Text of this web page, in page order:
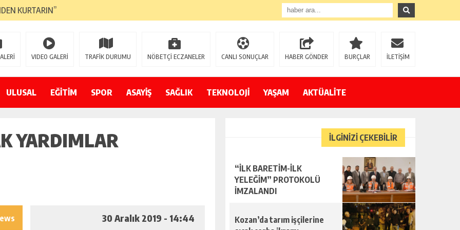
KURTARIN”
YENİ GÖZDESİ OLACAK”
KAMUOYUNA AÇIKLAYIN”
DURMAYA DAVET EDİYORUZ”
VIDEO GALERİ TRAFİK DURUMU NÖBETÇİ ECZANELER CANLI SONUÇLAR HABER GÖNDER BURÇLAR İLETİŞİM
ULUSAL EĞİTİM SPOR ASAYİŞ SAĞLIK TEKNOLOJİ YAŞAM AKTÜALİTE
YARDIMLAR
30 Aralık 2019 - 14:44
İLGİNİZİ ÇEKEBİLİR
“İLK BARETİM-İLK
YELEĞİM” PROTOKOLÜ
İMZALANDI
Kozan’da tarım işçilerine